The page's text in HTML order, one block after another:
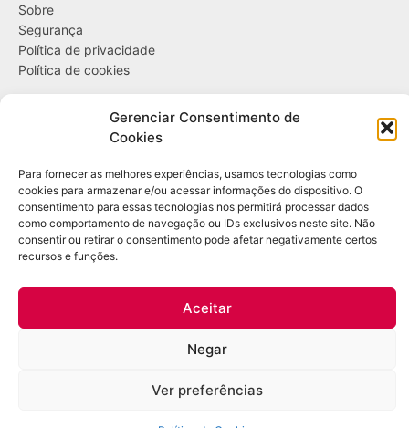
Gerenciar Consentimento de
Cookies
Para fornecer as melhores experiências, usamos tecnologias como
cookies para armazenar e/ou acessar informações do dispositivo. O
consentimento para essas tecnologias nos permitirá processar dados
como comportamento de navegação ou IDs exclusivos neste site. Não
consentir ou retirar o consentimento pode afetar negativamente certos
recursos e funções.
Aceitar
Negar
Ver preferências
Sobre
Segurança
Política de privacidade
Política de cookies
Trocas e devoluções
Opções de pagamento
Contato
WhatsApp: (21) 98361-1509
Copyright Leo DuLac – Todos os direitos reservados – CNPJ: 46.298.522/0001-
12 – Rua Ubiraci, 545 / 102 – Higienópolis – Rio de Janeiro/RJ